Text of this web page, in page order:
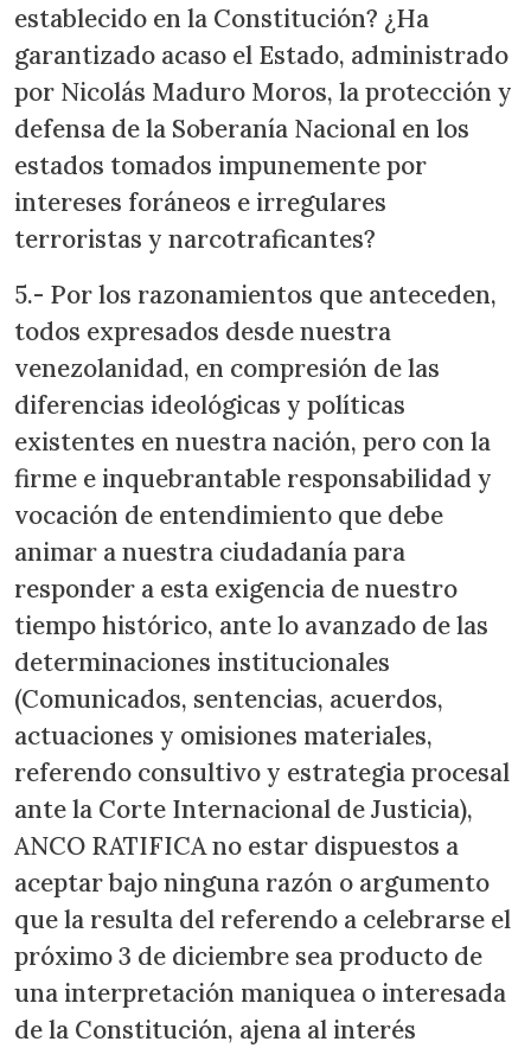
establecido en la Constitución? ¿Ha
garantizado acaso el Estado, administrado
por Nicolás Maduro Moros, la protección y
defensa de la Soberanía Nacional en los
estados tomados impunemente por
intereses foráneos e irregulares
terroristas y narcotraficantes?
5.- Por los razonamientos que anteceden,
todos expresados desde nuestra
venezolanidad, en compresión de las
diferencias ideológicas y políticas
existentes en nuestra nación, pero con la
firme e inquebrantable responsabilidad y
vocación de entendimiento que debe
animar a nuestra ciudadanía para
responder a esta exigencia de nuestro
tiempo histórico, ante lo avanzado de las
determinaciones institucionales
(Comunicados, sentencias, acuerdos,
actuaciones y omisiones materiales,
referendo consultivo y estrategia procesal
ante la Corte Internacional de Justicia),
ANCO RATIFICA no estar dispuestos a
aceptar bajo ninguna razón o argumento
que la resulta del referendo a celebrarse el
próximo 3 de diciembre sea producto de
una interpretación maniquea o interesada
de la Constitución, ajena al interés